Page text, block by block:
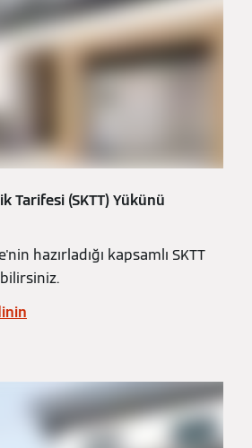
Tarifesi (SKTT) Yükünü
hazırladığı kapsamlı SKTT